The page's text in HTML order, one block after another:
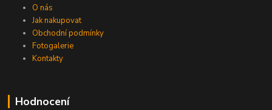
O nás
Jak nakupovat
Obchodní podmínky
Fotogalerie
Kontakty
Hodnocení